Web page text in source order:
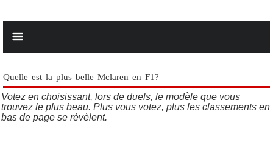
Quelle est la plus belle Mclaren en F1?
Votez en choisissant, lors de duels, le modèle que vous
trouvez le plus beau. Plus vous votez, plus les classements en
bas de page se révèlent.